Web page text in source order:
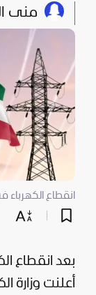
منى
انقطاع
بعد انقطاع
أعلنت وزارة